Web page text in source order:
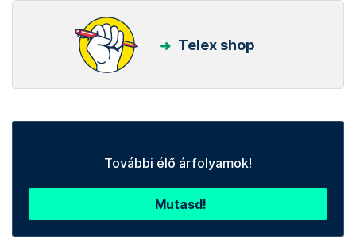
Telex shop
További élő árfolyamok!
Mutasd!